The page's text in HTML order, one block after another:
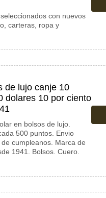
con nuevos
carteras, ropa y
de lujo canje 10
dolares 10 por ciento
en bolsos de lujo.
500 puntos. Envio
cumpleanos. Marca de
1941. Bolsos. Cuero.